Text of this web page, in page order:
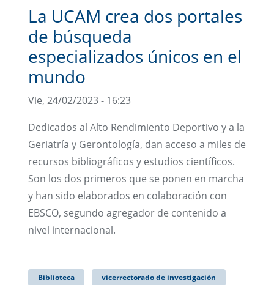
La UCAM crea dos portales
de búsqueda
especializados únicos en el
mundo
Vie, 24/02/2023 - 16:23
Dedicados al Alto Rendimiento Deportivo y a la
Geriatría y Gerontología, dan acceso a miles de
recursos bibliográficos y estudios científicos.
Son los dos primeros que se ponen en marcha
y han sido elaborados en colaboración con
EBSCO, segundo agregador de contenido a
nivel internacional.
Biblioteca vicerrectorado de investigación